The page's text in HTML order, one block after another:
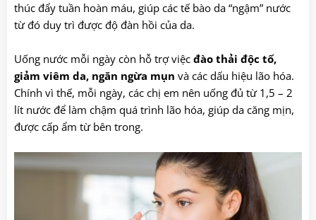
thúc đẩy tuần hoàn máu, giúp các tế bào da “ngậm” nước
từ đó duy trì được độ đàn hồi của da.
Uống nước mỗi ngày còn hỗ trợ việc đào thải độc tố,
giảm viêm da, ngăn ngừa mụn và các dấu hiệu lão hóa.
Chính vì thế, mỗi ngày, các chị em nên uống đủ từ 1,5 – 2
lít nước để làm chậm quá trình lão hóa, giúp da căng mịn,
được cấp ẩm từ bên trong.